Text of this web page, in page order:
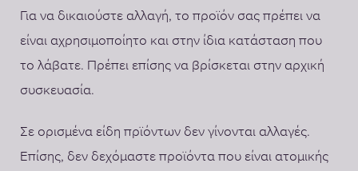
Για να δικαιούστε αλλαγή, το προϊόν σας πρέπει να
είναι αχρησιμοποίητο και στην ίδια κατάσταση που
το λάβατε. Πρέπει επίσης να βρίσκεται στην αρχική
συσκευασία.
Σε ορισμένα είδη πρϊόντων δεν γίνονται αλλαγές.
Επίσης, δεν δεχόμαστε προϊόντα που είναι ατομικής